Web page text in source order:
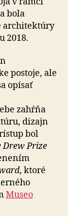
bola
architektúry
2018.
postoje, ale
opísať
zahŕňa
dizajn
bol
Drew Prize
, ktoré
Museo